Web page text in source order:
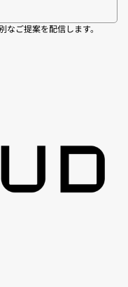
ご提案を配信します。